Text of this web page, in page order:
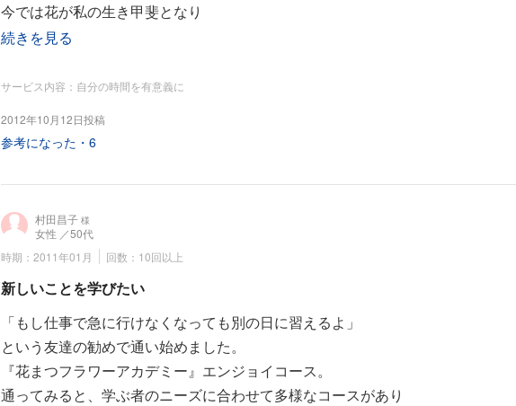
今では花が私の生き甲斐となり
生活の一部となりました。
ありがとうございます。
『花まつフラワーアカデミーに学んで』
－2012花心論パンフレットに掲載ー
2012年9月現在
続きを見る
サービス内容：自分の時間を有意義に
2012年10月12日投稿
参考になった・ 6
村田昌子 様
女性 ／50代
時期：2011年01月
回数：10回以上
新しいことを学びたい
「もし仕事で急に行けなくなっても別の日に習えるよ」
という友達の勧めで通い始めました。
『花まつフラワーアカデミー』エンジョイコース。
通ってみると、学ぶ者のニーズに合わせて多様なコースがあり